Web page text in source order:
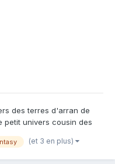
des terres d'arran de
petit univers cousin des
et moins développé que
(et 3 en plus)